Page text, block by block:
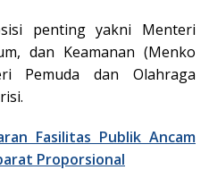
penting yakni Menteri
dan Keamanan (Menko
Pemuda dan Olahraga
Fasilitas Publik Ancam
Proporsional